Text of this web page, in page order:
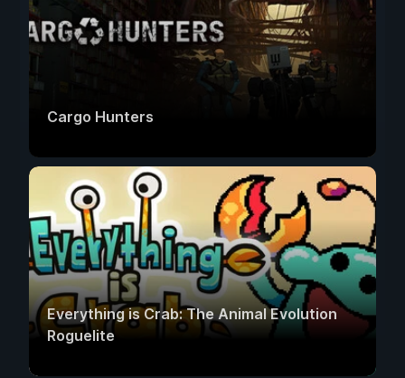
Cargo Hunters
Everything is Crab: The Animal Evolution
Roguelite